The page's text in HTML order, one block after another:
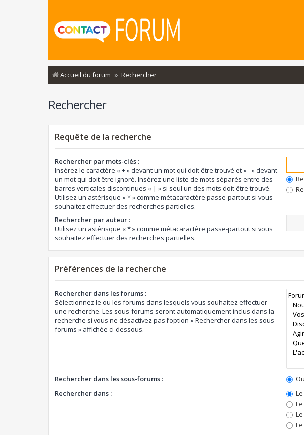
Accueil du forum Rechercher
Rechercher
Requête de la recherche
Rechercher par mots-clés :
Insérez le caractère « + » devant un mot qui doit être trouvé et « - » devant
un mot qui doit être ignoré. Insérez une liste de mots séparés entre des
barres verticales discontinues « | » si seul un des mots doit être trouvé.
Utilisez un astérisque « * » comme métacaractère passe-partout si vous
souhaitez effectuer des recherches partielles.
Rechercher par auteur :
Utilisez un astérisque « * » comme métacaractère passe-partout si vous
souhaitez effectuer des recherches partielles.
Préférences de la recherche
Rechercher dans les forums :
Sélectionnez le ou les forums dans lesquels vous souhaitez effectuer
une recherche. Les sous-forums seront automatiquement inclus dans la
recherche si vous ne désactivez pas l’option « Rechercher dans les sous-
forums » affichée ci-dessous.
Rechercher dans les sous-forums :
Rechercher dans :